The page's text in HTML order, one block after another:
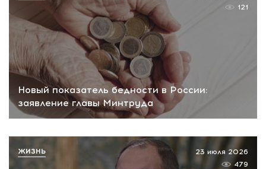
Новый показатель бедности в России:
заявление главы Минтруда
121
23 июля 2026
479
ЖИЗНЬ